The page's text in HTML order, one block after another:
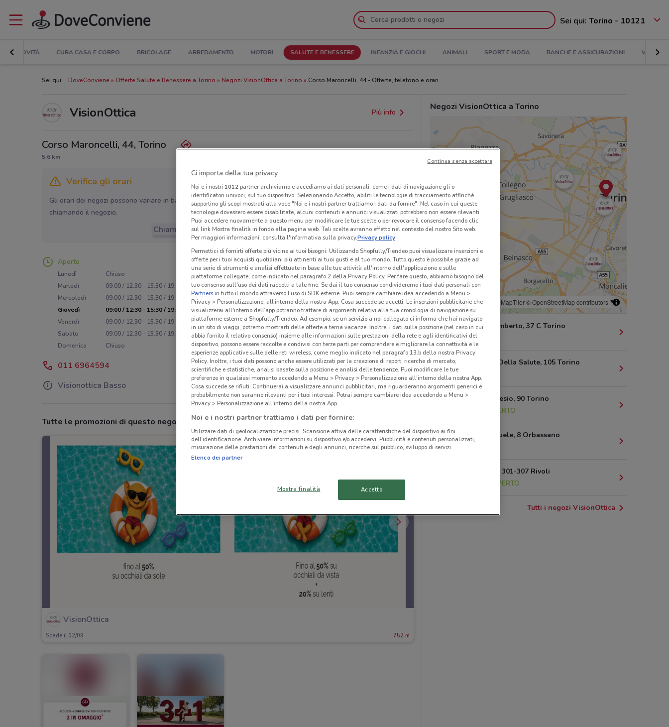
Sei qui: Torino - 10121
NOVITÀ CURA CASA E CORPO BRICOLAGE ARREDAMENTO MOTORI SALUTE E BENESSERE INFANZIA E GIOCHI ANIMALI SPORT E MODA BANCHE E ASSICURAZIONI VIAGGI
Sei qui: DoveConviene Offerte Salute e Benessere a Torino Negozi VisionOttica a Torino Corso Maroncelli, 44 - Offerte, telefono e orari
VisionOttica Più info
Corso Maroncelli, 44, Torino
5.6 km
Verifica gli orari
Gli orari dei negozi possono variare in base agli ultimi provvedimenti regionali o nazionali. Verifica l’accuratezza
chiamando il negozio.
Chiama il negozio
Aperto
Lunedì
Chiuso
Martedì
09:00 / 12:30 - 15:30 / 19:30
Mercoledì
09:00 / 12:30 - 15:30 / 19:30
Giovedì
09:00 / 12:30 - 15:30 / 19:30
Venerdì
09:00 / 12:30 - 15:30 / 19:30
Sabato
09:00 / 12:30 - 15:30 / 19:30
Domenica
Chiuso
011 6964594
Visionottica Basso
Tutte le promozioni di questo negozio
VisionOttica
Scade il 02/09 752 m
Negozi VisionOttica a Torino
© MapTiler© OpenStreetMap contributors
Corso Re Umberto, 37 C Torino
752 m
Via Chiesa Della Salute, 105 Torino
3.8 km
Corso B Telesio, 90 Torino
APERTO
Via V Emanuele, 8 Orbassano
Corso Susa, 301-307 Rivoli
APERTO
Tutti i negozi VisionOttica
Ci importa della tua privacy
Noi e i nostri 1012partner archiviamo e accediamo ai dati personali, come i dati di navigazione gli o
identificatori univoci, sul tuo dispositivo. Selezionando Accetto, abiliti le tecnologie di tracciamento affinché
supportino gli scopi mostrati alla voce "Noi e i nostri partner trattiamo i dati da fornire". Nel caso in cui queste
tecnologie dovessero essere disabilitate, alcuni contenuti e annunci visualizzati potrebbero non essere rilevanti.
Puoi accedere nuovamente a questo menu per modificare le tue scelte o per revocare il consenso facendo clic
sul link Mostra finalità in fondo alla pagina web. Tali scelte avranno effetto nel contesto del nostro Sito web.
Per maggiori informazioni, consulta l'Informativa sulla privacy.Privacy policy
Permettici di fornirti offerte più vicine ai tuoi bisogni: Utilizzando Shopfully/Tiendeo puoi visualizzare inserzioni e
offerte per i tuoi acquisti quotidiani più attinenti ai tuoi gusti e al tuo mondo. Tutto questo è possibile grazie ad
una serie di strumenti e analisi effettuate in base alle tue attività all'interno dell'applicazione e sulle
piattaforme collegate, come indicato nel paragrafo 2 della Privacy Policy. Per fare questo, abbiamo bisogno del
tuo consenso sull'uso dei dati raccolti a tale fine. Se dai il tuo consenso condivideremo i tuoi dati personali con
Partnersin tutto il mondo attraverso l’uso di SDK esterne. Puoi sempre cambiare idea accedendo a Menu >
Privacy > Personalizzazione, all’interno della nostra App. Cosa succede se accetti: Le inserzioni pubblicitarie che
visualizzerai all'interno dell’app potranno trattare di argomenti relativi alla tua cronologia di navigazione su
piattaforme esterne a Shopfully/Tiendeo. Ad esempio, se un servizio a noi collegato ci informa che hai navigato
in un sito di viaggi, potremo mostrarti delle offerte a tema vacanze. Inoltre, i dati sulla posizione (nel caso in cui
abbia fornito il relativo consenso) insieme alle informazioni sulle prestazioni della rete e agli identificativi del
dispositivo, possono essere raccolte e condivisi con terze parti per comprendere e migliorare la connettività e le
esperienze applicative sulle delle reti wireless, come meglio indicato nel paragrafo 13.b della nostra Privacy
Policy. Inoltre, i tuoi dati possono anche essere utilizzati per la creazione di report, ricerche di mercato,
scientifiche e statistiche, analisi basate sulla posizione e analisi delle tendenze. Puoi modificare le tue
preferenze in qualsiasi momento accedendo a Menu > Privacy > Personalizzazione all'interno della nostra App.
Cosa succede se rifiuti: Continuerai a visualizzare annunci pubblicitari, ma riguarderanno argomenti generici e
probabilmente non saranno rilevanti per i tuoi interessi. Potrai sempre cambiare idea accedendo a Menu >
Privacy > Personalizzazione all'interno della nostra App.
Noi e i nostri partner trattiamo i dati per fornire:
Utilizzare dati di geolocalizzazione precisi. Scansione attiva delle caratteristiche del dispositivo ai fini
dell’identificazione. Archiviare informazioni su dispositivo e/o accedervi. Pubblicità e contenuti personalizzati,
misurazione delle prestazioni dei contenuti e degli annunci, ricerche sul pubblico, sviluppo di servizi.
Elenco dei partner
Mostra finalità Accetto
Continua senza accettare